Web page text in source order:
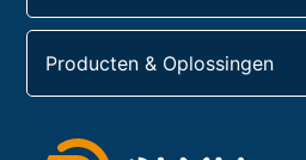
Producten & Oplossingen